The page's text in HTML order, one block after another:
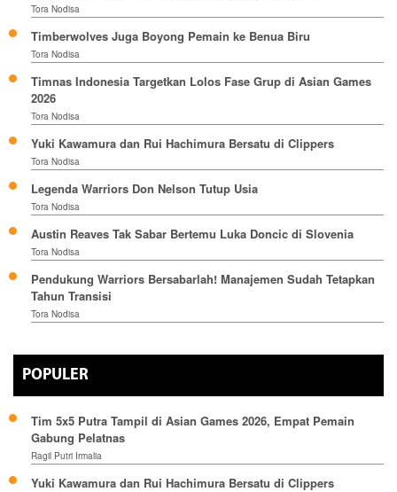
Tora Nodisa
Timberwolves Juga Boyong Pemain ke Benua Biru
Tora Nodisa
Timnas Indonesia Targetkan Lolos Fase Grup di Asian Games
2026
Tora Nodisa
Yuki Kawamura dan Rui Hachimura Bersatu di Clippers
Tora Nodisa
Legenda Warriors Don Nelson Tutup Usia
Tora Nodisa
Austin Reaves Tak Sabar Bertemu Luka Doncic di Slovenia
Tora Nodisa
Pendukung Warriors Bersabarlah! Manajemen Sudah Tetapkan
Tahun Transisi
Tora Nodisa
POPULER
Tim 5x5 Putra Tampil di Asian Games 2026, Empat Pemain
Gabung Pelatnas
Ragil Putri Irmalia
Yuki Kawamura dan Rui Hachimura Bersatu di Clippers